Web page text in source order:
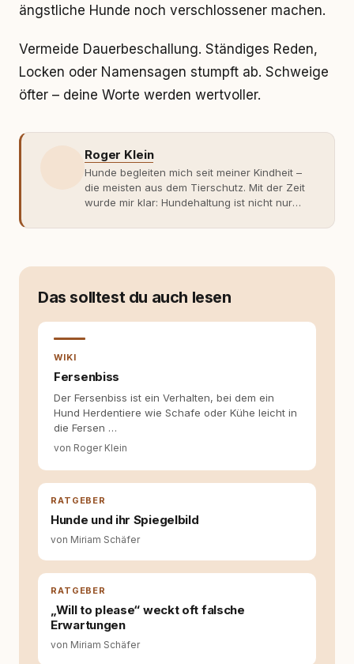
ängstliche Hunde noch verschlossener machen.
Vermeide Dauerbeschallung. Ständiges Reden,
Locken oder Namensagen stumpft ab. Schweige
öfter – deine Worte werden wertvoller.
Roger Klein
Hunde begleiten mich seit meiner Kindheit –
die meisten aus dem Tierschutz. Mit der Zeit
wurde mir klar: Hundehaltung ist nicht nur
Fachwissen. Der Wendepunkt kam mit meinem
moderner Hundeerziehung
entsteht echte Bindung dort, wo Verständnis
Wissen ersetzt – nicht umgekehrt. Aus dieser
Hundehalter:innen in Deutschland, Österreich
und der Schweiz. Meine Überzeugung:
Tierschutz beginnt mit Wissen. Wer seinen
Hund versteht, trifft bessere Entscheidungen –
für ein Zusammenleben, das beiden guttut.
Das solltest du auch lesen
WIKI
Fersenbiss
Der Fersenbiss ist ein Verhalten, bei dem ein
Hund Herdentiere wie Schafe oder Kühe leicht in
die Fersen …
von Roger Klein
RATGEBER
Hunde und ihr Spiegelbild
von Miriam Schäfer
RATGEBER
„Will to please“ weckt oft falsche
Erwartungen
von Miriam Schäfer